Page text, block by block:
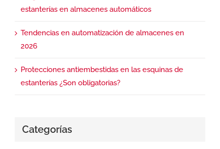
estanterías en almacenes automáticos
Tendencias en automatización de almacenes en
2026
Protecciones antiembestidas en las esquinas de
estanterías ¿Son obligatorias?
Categorías